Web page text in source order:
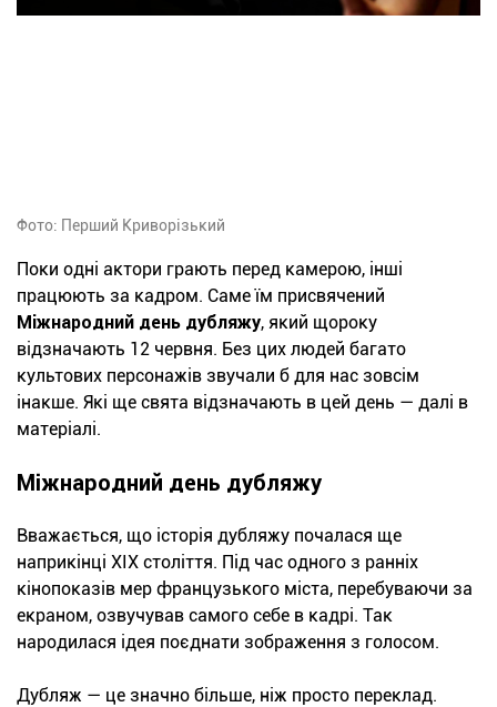
Фото: Перший Криворізький
Поки одні актори грають перед камерою, інші
працюють за кадром. Саме їм присвячений
Міжнародний день дубляжу, який щороку
відзначають 12 червня. Без цих людей багато
культових персонажів звучали б для нас зовсім
інакше. Які ще свята відзначають в цей день — далі в
матеріалі.
Міжнародний день дубляжу
Вважається, що історія дубляжу почалася ще
наприкінці XIX століття. Під час одного з ранніх
кінопоказів мер французького міста, перебуваючи за
екраном, озвучував самого себе в кадрі. Так
народилася ідея поєднати зображення з голосом.
Дубляж — це значно більше, ніж просто переклад.